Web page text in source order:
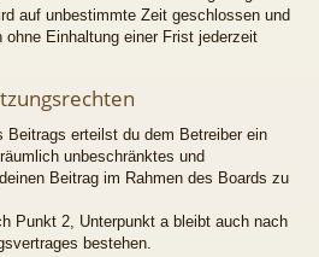
auf unbestimmte Zeit geschlossen und
ohne Einhaltung einer Frist jederzeit
Beitrags erteilst du dem Betreiber ein
unbeschränktes und
Beitrag im Rahmen des Boards zu
Punkt 2, Unterpunkt a bleibt auch nach
bestehen.